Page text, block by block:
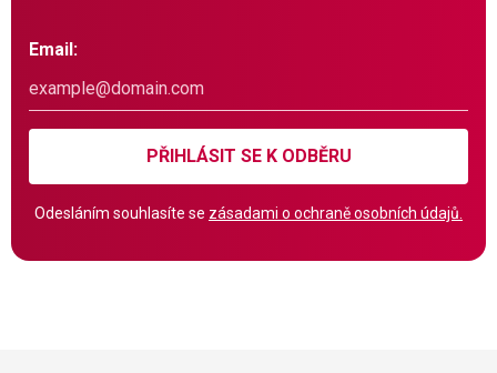
Email:
PŘIHLÁSIT SE K ODBĚRU
Odesláním souhlasíte se zásadami o ochraně osobních údajů.